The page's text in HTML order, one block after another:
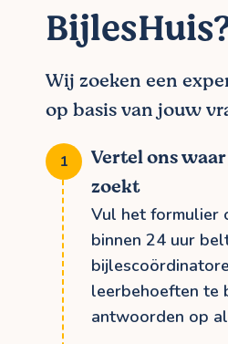
Wij zoeken een
op basis van jouw
Vertel ons
zoekt
Vul het formulier
binnen 24 uur
leerbehoeften te
antwoorden op